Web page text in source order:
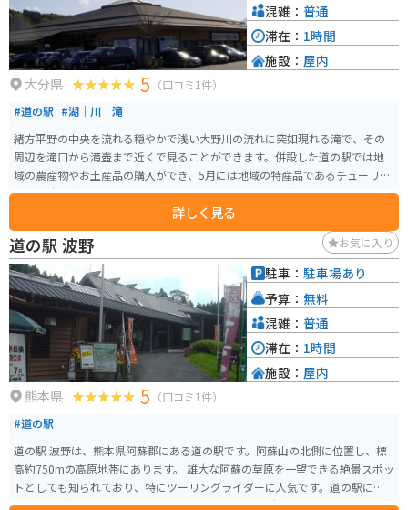
大分県 5 （口コミ1件）
#道の駅 #湖｜川｜滝
緒方平野の中央を流れる穏やかで浅い大野川の流れに突如現れる滝で、その
周辺を滝口から滝壺まで近くで見ることができます。併設した道の駅では地
域の農産物やお土産品の購入ができ、5月には地域の特産品であるチューリッ
プ30万本が植えられたチューリップフェスタで多くの観光客が訪れます。
詳しく見る
混雑： 普通
滞在： 1時間
施設： 屋内
道の駅 波野 お気に入り
熊本県 5 （口コミ1件）
#道の駅
道の駅 波野は、熊本県阿蘇郡にある道の駅です。阿蘇山の北側に位置し、標
高約750mの高原地帯にあります。 雄大な阿蘇の草原を一望できる絶景スポッ
トとしても知られており、特にツーリングライダーに人気です。道の駅に
は、地元の新鮮な野菜や果物を販売する農産物直売所や、阿蘇の特産品を販
駐車： 駐車場あり
予算： 無料
混雑： 普通
滞在： 1時間
施設： 屋内